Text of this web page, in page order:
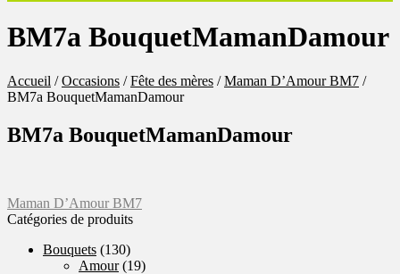
BM7a BouquetMamanDamour
Accueil /Occasions /Fête des mères /Maman D’Amour BM7 /
BM7a BouquetMamanDamour
BM7a BouquetMamanDamour
Navigation
de
l'article
Article
précédent :
Maman D’Amour BM7
Catégories de produits
Bouquets (130)
Amour (19)